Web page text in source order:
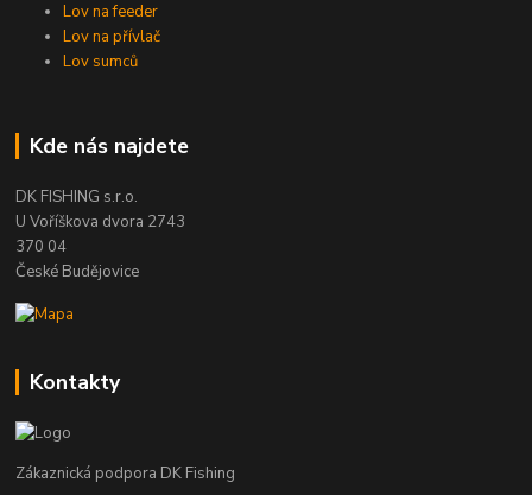
Lov na feeder
Lov na přívlač
Lov sumců
Kde nás najdete
DK FISHING s.r.o.
U Voříškova dvora 2743
370 04
České Budějovice
Kontakty
Zákaznická podpora DK Fishing